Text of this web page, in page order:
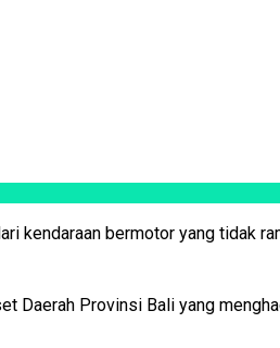
kendaraan bermotor yang tidak
Daerah Provinsi Bali yang